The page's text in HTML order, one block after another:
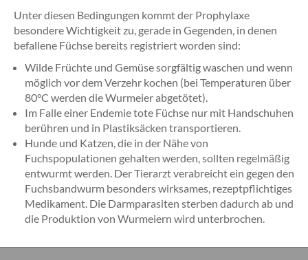
Unter diesen Bedingungen kommt der Prophylaxe
besondere Wichtigkeit zu, gerade in Gegenden, in denen
befallene Füchse bereits registriert worden sind:
Wilde Früchte und Gemüse sorgfältig waschen und wenn
möglich vor dem Verzehr kochen (bei Temperaturen über
80°C werden die Wurmeier abgetötet).
Im Falle einer Endemie tote Füchse nur mit Handschuhen
berühren und in Plastiksäcken transportieren.
Hunde und Katzen, die in der Nähe von
Fuchspopulationen gehalten werden, sollten regelmäßig
entwurmt werden. Der Tierarzt verabreicht ein gegen den
Fuchsbandwurm besonders wirksames, rezeptpflichtiges
Medikament. Die Darmparasiten sterben dadurch ab und
die Produktion von Wurmeiern wird unterbrochen.